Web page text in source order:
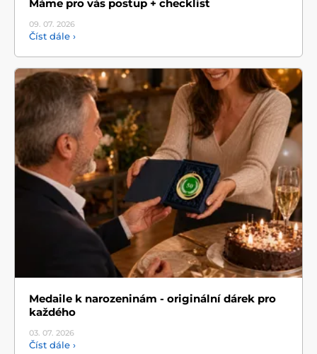
Máme pro vás postup + checklist
09. 07. 2026
Číst dále ›
Medaile k narozeninám - originální dárek pro
každého
03. 07. 2026
Číst dále ›